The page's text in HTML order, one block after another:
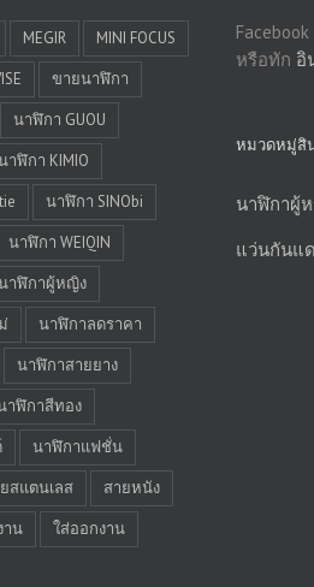
MEGIR
MINI FOCUS
ขายนาฬิกา
นาฬิกา GUOU
าฬิกา KIMIO
นาฬิกา SINObi
นาฬิกา WEIQIN
าฬิกาผู้หญิง
นาฬิกาลดราคา
นาฬิกาสายยาง
าฬิกาสีทอง
นาฬิกาแฟชั่น
สแตนเลส
สายหนัง
าน ใส่ออกงาน
Facebook
หรือทัก อิ
หมวดหมู่สิ
นาฬิกาผู้
แว่นกันแ